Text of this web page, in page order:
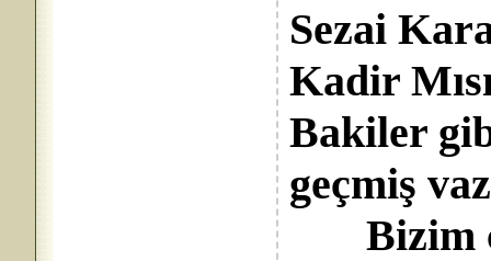
Sezai
Kadir
Bakiler
geçmiş
Bizim